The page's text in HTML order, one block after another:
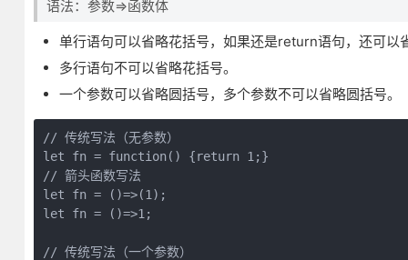
语法：参数=>函数体
单行语句可以省略花括号，如果还是return语句，还可以
多行语句不可以省略花括号。
一个参数可以省略圆括号，多个参数不可以省略圆括号。
// 传统写法（无参数）
let fn = function() {return 1;}
// 箭头函数写法
let fn = ()=>(1);
let fn = ()=>1;
// 传统写法（一个参数）